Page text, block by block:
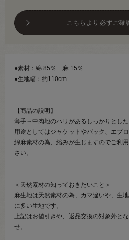
こちらより必ずご確
●素材：綿 85％ 麻 15％
●生地幅：約110cm
【商品の説明】
薄手～中肉地のハリがあるしっかりとした
用途としてはジャケットやバック、エプ
綿麻素材の為、縮みが生じますのでご利
さい。
＜天然素材の知っておきたいこと＞
麻生地は天然素材の為、カマ違いや、生
に多い生地です。
上記はお値引きや、返品交換の対象外と
せ。